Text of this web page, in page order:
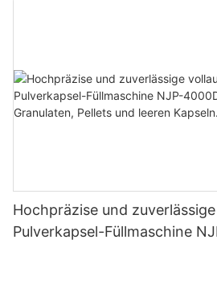
Hochpräzise und
Pulverkapsel-Füllmaschine